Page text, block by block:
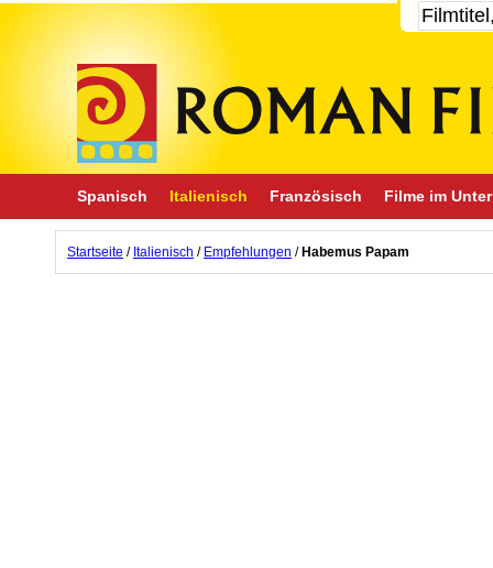
Spanisch Italienisch Französisch Filme im
Startseite / Italienisch / Empfehlungen / Habemus Papam